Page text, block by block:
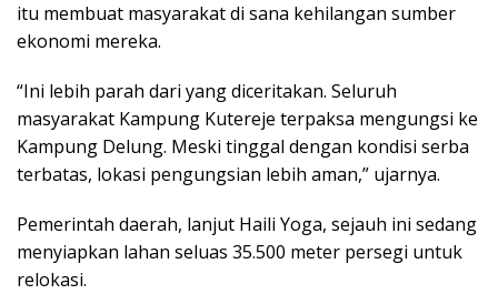
itu membuat masyarakat di sana kehilangan sumber
ekonomi mereka.
“Ini lebih parah dari yang diceritakan. Seluruh
masyarakat Kampung Kutereje terpaksa mengungsi ke
Kampung Delung. Meski tinggal dengan kondisi serba
terbatas, lokasi pengungsian lebih aman,” ujarnya.
Pemerintah daerah, lanjut Haili Yoga, sejauh ini sedang
menyiapkan lahan seluas 35.500 meter persegi untuk
relokasi.